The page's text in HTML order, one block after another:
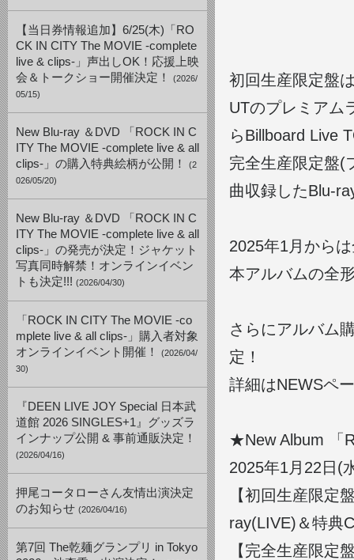
【当日券情報追加】6/25(木)「RO
CK IN CITY The MOVIE -complete
live & clips-」声出しOK！応援上映
会＆トークショー開催決定！
(2026/
05/15)
New Blu-ray ＆DVD 「ROCK IN C
ITY The MOVIE -complete live & all
clips-」の購入特典絵柄が公開！
(2
026/05/20)
New Blu-ray ＆DVD 「ROCK IN C
ITY The MOVIE -complete live & all
clips-」の発売が決定！ジャケット
写真同時解禁！オンラインイベン
トも決定!!! (2026/04/30)
「ROCK IN CITY The MOVIE -co
mplete live & all clips-」購入者対象
オンラインイベント開催！
(2026/04/
30)
『DEEN LIVE JOY Special 日本武
道館 2026 SINGLES+1』グッズラ
インナップ公開 & 事前通販決定！
(2026/04/16)
押尾コータローさん友情出演決定
のお知らせ (2026/04/16)
第7回 The乾麺グランプリ in Tokyo
初回生産限定盤
UTのプレミアム
らBillboard Live
完全生産限定盤(
曲収録したBlu-
2025年1月から
本アルバムの全
さらにアルバム
定！
詳細はNEWSペ
★New Album 「
2025年1月22日(
【初回生産限
ray(LIVE)＆特典
【完全生産限